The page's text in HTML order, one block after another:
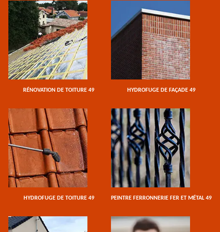
RÉNOVATION DE TOITURE 49 HYDROFUGE DE FAÇADE 49
HYDROFUGE DE TOITURE 49 PEINTRE FERRONNERIE FER ET MÉTAL 49